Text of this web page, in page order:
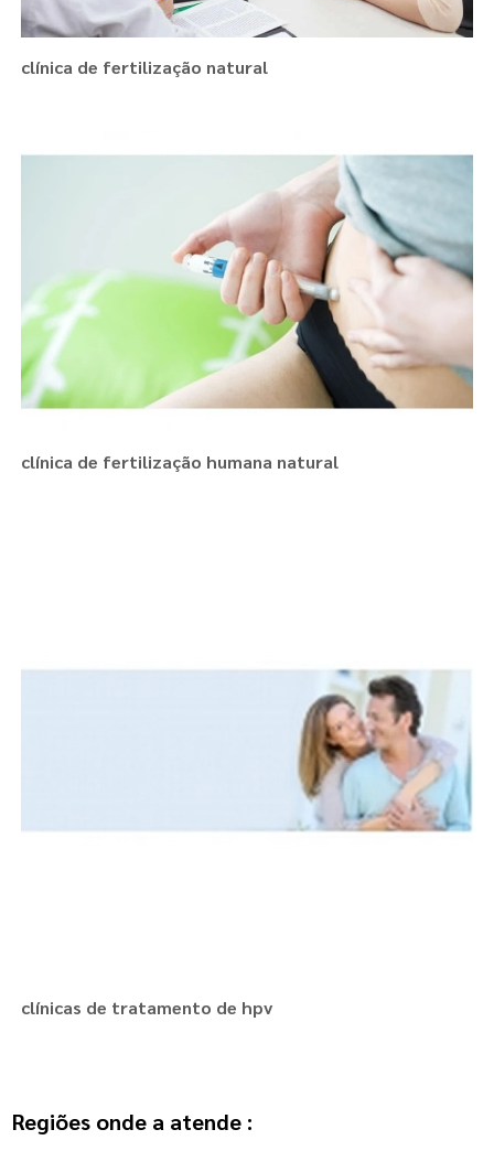
clínica de fertilização natural
clínica de fertilização humana natural
clínicas de tratamento de hpv
Regiões onde a atende :